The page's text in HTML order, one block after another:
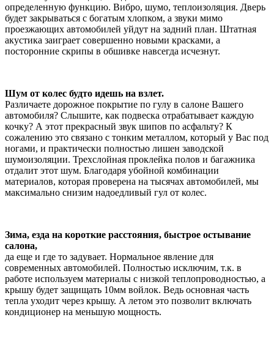
определенную функцию. Вибро, шумо, теплоизоляция. Дверь
будет закрываться с богатым хлопком, а звуки мимо
проезжающих автомобилей уйдут на задний план. Штатная
акустика заиграет совершенно новыми красками, а
посторонние скрипы в обшивке навсегда исчезнут.
Шум от колес будто идешь на взлет.
Различаете дорожное покрытие по гулу в салоне Вашего
автомобиля? Слышите, как подвеска отрабатывает каждую
кочку? А этот прекрасный звук шипов по асфальту? К
сожалению это связано с тонким металлом, который у Вас под
ногами, и практически полностью лишен заводской
шумоизоляции. Трехслойная проклейка полов и багажника
отдалит этот шум. Благодаря убойной комбинации
материалов, которая проверена на тысячах автомобилей, мы
максимально снизим надоедливый гул от колес.
Зима, езда на короткие расстояния, быстрое остывание
салона,
да еще и где то задувает. Нормальное явление для
современных автомобилей. Полностью исключим, т.к. в
работе используем материалы с низкой теплопроводностью, а
крышу будет защищать 10мм войлок. Ведь основная часть
тепла уходит через крышу. А летом это позволит включать
кондиционер на меньшую мощность.